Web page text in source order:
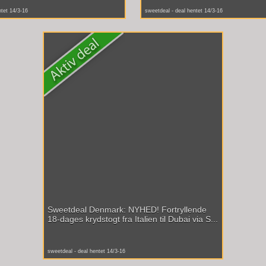
14/3-16 sweetdeal - deal hentet 14/3-16
Sweetdeal Denmark: NYHED! Fortryllende
18-dages krydstogt fra Italien til Dubai via S...
sweetdeal - deal hentet 14/3-16